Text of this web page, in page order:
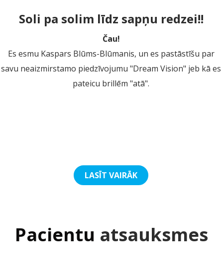
Soli pa solim līdz sapņu redzei!!
Čau!
Es esmu Kaspars Blūms-Blūmanis, un es pastāstīšu par
savu neaizmirstamo piedzīvojumu "Dream Vision" jeb kā es
pateicu brillēm "atā".
LASĪT VAIRĀK
Pacientu atsauksmes